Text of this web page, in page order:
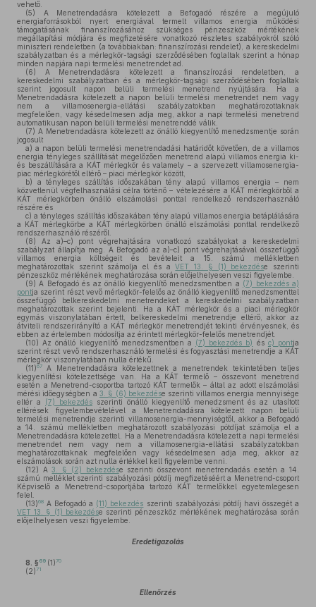
vehető.
(5) A Menetrendadásra kötelezett a Befogadó részére a megújuló
energiaforrásokból nyert energiával termelt villamos energia működési
támogatásának finanszírozásához szükséges pénzeszköz mértékének
megállapítási módjára és megfizetésére vonatkozó részletes szabályokról szóló
miniszteri rendeletben (a továbbiakban: finanszírozási rendelet), a kereskedelmi
szabályzatban és a mérlegkör-tagsági szerződésében foglaltak szerint a hónap
minden napjára napi termelési menetrendet ad.
(6) A Menetrendadásra kötelezett a finanszírozási rendeletben, a
kereskedelmi szabályzatban és a mérlegkör-tagsági szerződésében foglaltak
szerint jogosult napon belüli termelési menetrend nyújtására. Ha a
Menetrendadásra kötelezett a napon belüli termelési menetrendet nem vagy
nem a villamosenergia-ellátási szabályzatokban meghatározottaknak
megfelelően, vagy késedelmesen adja meg, akkor a napi termelési menetrend
automatikusan napon belüli termelési menetrenddé válik.
(7) A Menetrendadásra kötelezett az önálló kiegyenlítő menedzsmentje során
jogosult
a) a napon belüli termelési menetrendadási határidőt követően, de a villamos
energia tényleges szállítását megelőzően menetrend alapú villamos energia ki-
és beszállítására a KÁT mérlegkör és valamely – a szervezett villamosenergia-
piac mérlegkörétől eltérő – piaci mérlegkör között,
b) a tényleges szállítás időszakában tény alapú villamos energia – nem
közvetlenül végfelhasználási célra történő – vételezésére a KÁT mérlegkörből a
KÁT mérlegkörben önálló elszámolási ponttal rendelkező rendszerhasználó
részére és
c) a tényleges szállítás időszakában tény alapú villamos energia betáplálására
a KÁT mérlegkörbe a KÁT mérlegkörben önálló elszámolási ponttal rendelkező
rendszerhasználó részéről.
(8) Az a)–c) pont végrehajtására vonatkozó szabályokat a kereskedelmi
szabályzat állapítja meg. A Befogadó az a)–c) pont végrehajtásával összefüggő
villamos energia költségeit és bevételeit a 15. számú mellékletben
meghatározottak szerint számolja el és aVET 13. § (1) bekezdése szerinti
pénzeszköz mértékének meghatározása során előjelhelyesen veszi figyelembe.
(9) A Befogadó és az önálló kiegyenlítő menedzsmentben a (7) bekezdés a)
pontja szerint részt vevő mérlegkör-felelős az önálló kiegyenlítő menedzsmenttel
összefüggő belkereskedelmi menetrendeket a kereskedelmi szabályzatban
meghatározottak szerint bejelenti. Ha a KÁT mérlegkör és a piaci mérlegkör
egymás viszonylatában értett, belkereskedelmi menetrendje eltérő, akkor az
átviteli rendszerirányító a KÁT mérlegkör menetrendjét tekinti érvényesnek, és
ebben az értelemben módosítja az érintett mérlegkör-felelős menetrendjét.
(10) Az önálló kiegyenlítő menedzsmentben a (7) bekezdés b) és c) pontja
szerint részt vevő rendszerhasználó termelési és fogyasztási menetrendje a KÁT
mérlegkör viszonylatában nulla értékű.
(11)67
A Menetrendadásra kötelezettnek a menetrendek tekintetében teljes
kiegyenlítési kötelezettsége van. Ha a KÁT termelő – összevont menetrend
esetén a Menetrend-csoportba tartozó KÁT termelők – által az adott elszámolási
mérési időegységben a 3. § (6) bekezdése szerinti villamos energia mennyisége
eltér a (7) bekezdés szerinti önálló kiegyenlítő menedzsment és az utasított
eltérések figyelembevételével a Menetrendadásra kötelezett napon belüli
termelési menetrendje szerinti villamosenergia-mennyiségtől, akkor a Befogadó
a 14. számú mellékletben meghatározott szabályozási pótdíjat számolja el a
Menetrendadásra kötelezettel. Ha a Menetrendadásra kötelezett a napi termelési
menetrendet nem vagy nem a villamosenergia-ellátási szabályzatokban
meghatározottaknak megfelelően vagy késedelmesen adja meg, akkor az
elszámolások során azt nulla értékkel kell figyelembe venni.
(12) A3. § (2) bekezdése szerinti összevont menetrendadás esetén a 14.
számú melléklet szerinti szabályozási pótdíj megfizetéséért a Menetrend-csoport
Képviselő a Menetrend-csoportjába tartozó KÁT termelőkkel egyetemlegesen
felel.
(13)68 A Befogadó a (11) bekezdés szerinti szabályozási pótdíj havi összegét a
VET 13. § (1) bekezdése szerinti pénzeszköz mértékének meghatározása során
előjelhelyesen veszi figyelembe.
Eredetigazolás
8. § 69 (1)70
(2)71
Ellenőrzés